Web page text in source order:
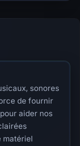
sonores
de fournir
aider nos
matériel